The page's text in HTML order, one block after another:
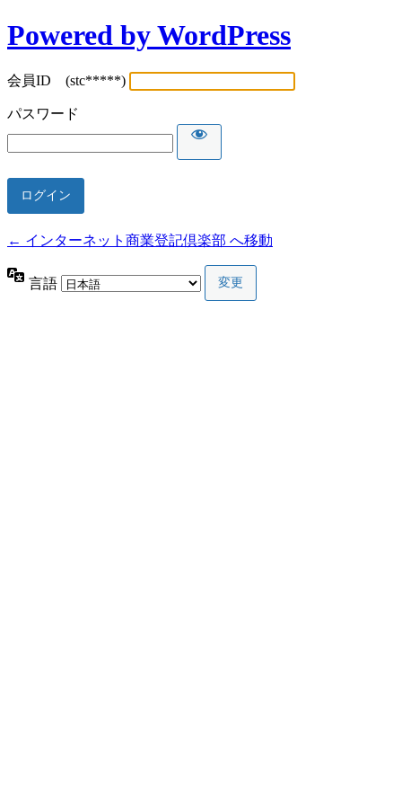
Powered by WordPress
会員ID (stc*****)
パスワード
← インターネット商業登記倶楽部 へ移動
言語